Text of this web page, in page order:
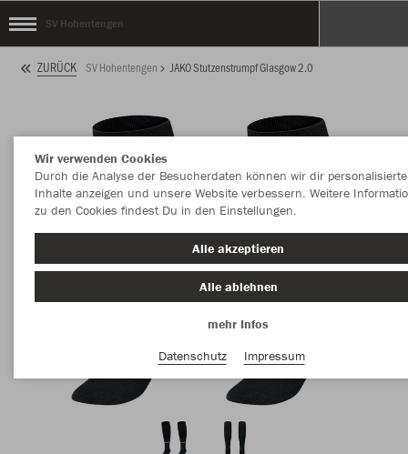
SV Hohentengen
ZURÜCK SV Hohentengen JAKO Stutzenstrumpf Glasgow 2.0
Wir verwenden Cookies
Durch die Analyse der Besucherdaten können wir dir personalisierte
Inhalte anzeigen und unsere Website verbessern. Weitere
zu den Cookies findest Du in den Einstellungen.
Alle akzeptieren
Alle ablehnen
mehr Infos
Datenschutz
Impressum